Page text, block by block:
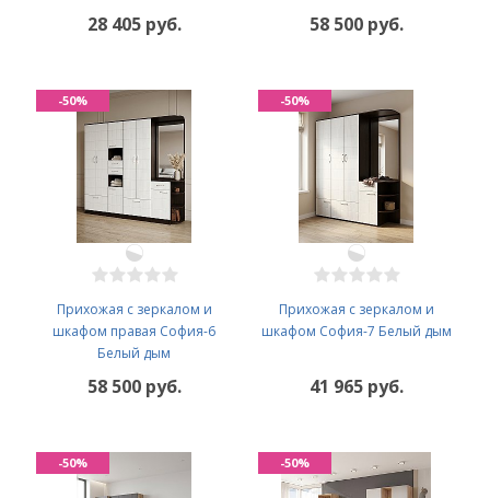
28 405 руб. 58 500 руб.
Прихожая с зеркалом и
шкафом правая София-6
Белый дым
58 500 руб.
-50%
Прихожая с зеркалом и
шкафом София-7 Белый дым
41 965 руб.
-50%
-50% -50%